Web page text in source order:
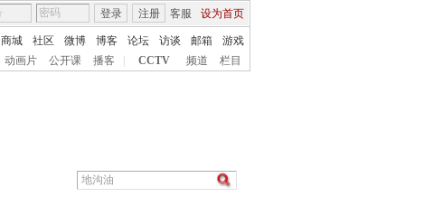
客服 设为首页
登录 注册
商城 社区 微博 博客 论坛 访谈 邮箱
游戏
动画片 公开课 播客 CCTV 频道 栏目